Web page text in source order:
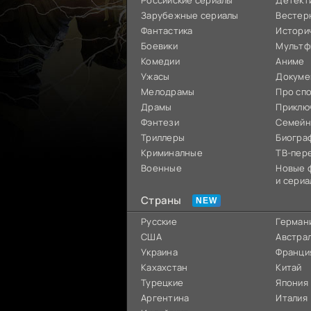
Зарубежные сериалы
Фантастика
Боевики
Комедии
Ужасы
Мелодрамы
Драмы
Фэнтези
Триллеры
Криминалные
Военные
Аниме
Про
ТВ-
Новые
и
Страны
Русские
США
Украина
Кахахстан
Турецкие
Аргентина
Китай
Япония
Италия